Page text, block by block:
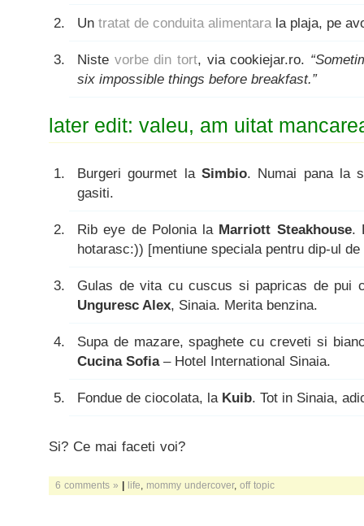
Un tratat de conduita alimentarala plaja, pe
Niste vorbe din tort, via cookiejar.ro.
six impossible things before breakfast.”
later edit: valeu, am uitat
Burgeri gourmet la Simbio. Numai pana la
gasiti.
Rib eye de Polonia la Marriott Steakhouse.
hotarasc:)) [mentiune speciala pentru dip-ul
Gulas de vita cu cuscus si papricas de pui
Unguresc Alex, Sinaia. Merita benzina.
Supa de mazare, spaghete cu creveti si
Cucina Sofia– Hotel International Sinaia.
Fondue de ciocolata, la Kuib. Tot in Sinaia,
Si? Ce mai faceti voi?
6 comments » | life mommy undercover, off topic